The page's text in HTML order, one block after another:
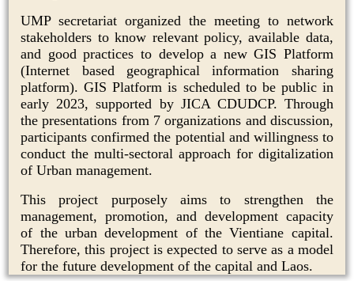
UMP secretariat organized the meeting to network
stakeholders to know relevant policy, available data,
and good practices to develop a new GIS Platform
(Internet based geographical information sharing
platform). GIS Platform is scheduled to be public in
early 2023, supported by JICA CDUDCP. Through
the presentations from 7 organizations and discussion,
participants confirmed the potential and willingness to
conduct the multi-sectoral approach for digitalization
of Urban management.
This project purposely aims to strengthen the
management, promotion, and development capacity
of the urban development of the Vientiane capital.
Therefore, this project is expected to serve as a model
for the future development of the capital and Laos.